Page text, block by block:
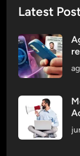
Latest